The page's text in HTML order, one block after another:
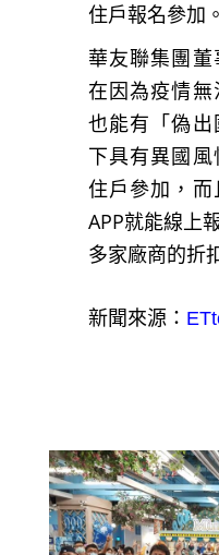
住戶報名參加。
華友聯集團
在因為疫情無
也能有「偽
下具有異國
住戶參加，
APP就能線上
多家廠商的折
新聞來源：